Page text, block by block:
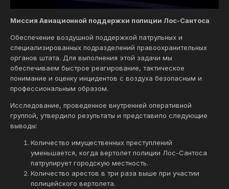
Миссия Авиационной поддержки полиции Лос-Сантоса
Обеспечение воздушной поддержкой патрульных и
специализированных подразделений правоохранительных
органов штата. Для выполнения этой задачи мы
обеспечиваем быстрое реагирование, тактическое
понимание и оценку инцидентов с воздуха безопасным и
профессиональным образом.
Исследование, проведенное внутренней оперативной
группой, утвердило результаты и представило следующие
выводы:
Количество имущественных преступлений
уменьшается, когда вертолет полиции Лос-Сантоса
патрулирует городскую местность.
Количество арестов в три раза выше при участии
полицейского вертолета.